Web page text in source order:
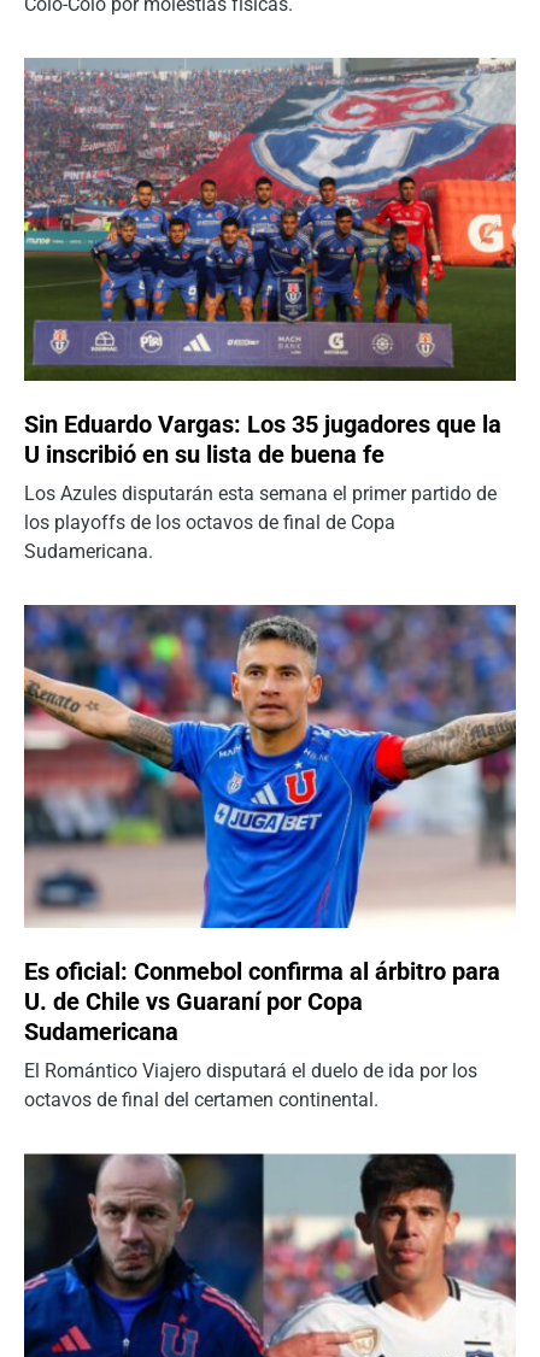
Sin Eduardo Vargas: Los 35 jugadores que la
U inscribió en su lista de buena fe
Los Azules disputarán esta semana el primer partido de
los playoffs de los octavos de final de Copa
Sudamericana.
Es oficial: Conmebol confirma al árbitro para
U. de Chile vs Guaraní por Copa
Sudamericana
El Romántico Viajero disputará el duelo de ida por los
octavos de final del certamen continental.